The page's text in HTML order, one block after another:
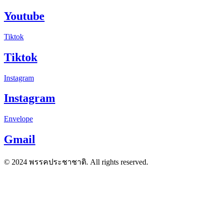
Youtube
Tiktok
Tiktok
Instagram
Instagram
Envelope
Gmail
© 2024 พรรคประชาชาติ. All rights reserved.